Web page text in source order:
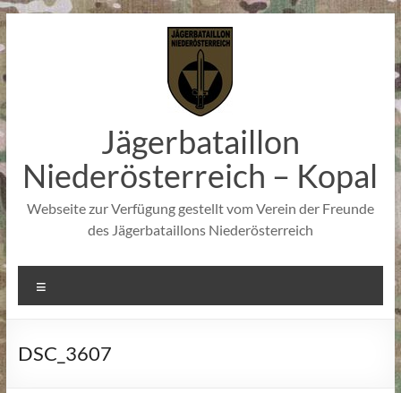
Zum
springen
Jägerbataillon
Niederösterreich – Kopal
Webseite zur Verfügung gestellt vom Verein der Freunde
des Jägerbataillons Niederösterreich
DSC_3607